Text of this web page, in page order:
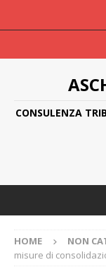
CONSULENZA
HOME NON
misure di